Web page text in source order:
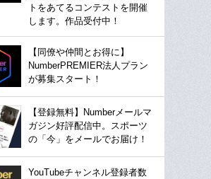
トをあてるコンテストを開催
します。作品受付中！
【同僚や仲間とお得に】
NumberPREMIER法人プラン
が募集スタート！
【登録無料】Numberメールマ
ガジン好評配信中。スポーツ
の「今」をメールでお届け！
YouTubeチャンネル登録者数